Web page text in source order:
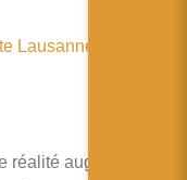
Lausanne
augmentée